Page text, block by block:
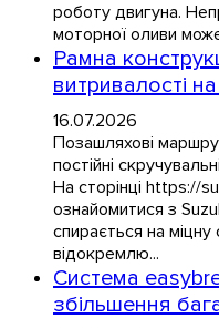
роботу двигуна.
моторної оливи
Рамна
витривалості
16.07.2026
Позашляхові
постійні
На сторінці https://
ознайомитися з
спирається на міцну
відокремлю...
Система
збільшення